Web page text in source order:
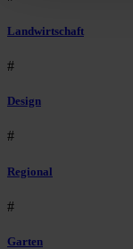
Landwirtschaft
#
Design
#
Regional
#
Garten